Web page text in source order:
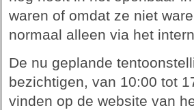
waren of omdat ze niet
normaal alleen via het
De nu geplande
bezichtigen, van 10:00 tot
vinden op de website van